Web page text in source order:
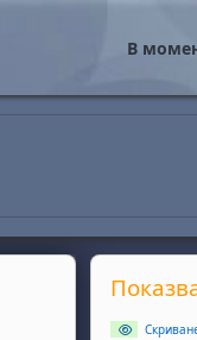
В
Прескочи